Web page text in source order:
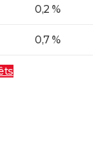
0,2 %
0,7 %